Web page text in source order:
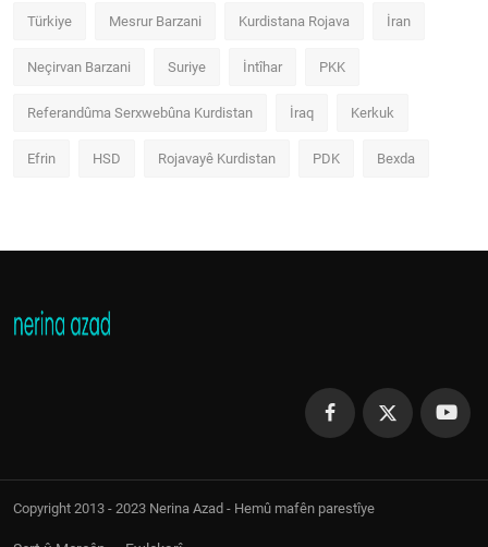
Türkiye Mesrur Barzani Kurdistana Rojava İran
Neçirvan Barzani Suriye İntîhar PKK
Referandûma Serxwebûna Kurdistan İraq Kerkuk
Efrin HSD Rojavayê Kurdistan PDK Bexda
Copyright 2013 - 2023 Nerina Azad - Hemû mafên parestîye